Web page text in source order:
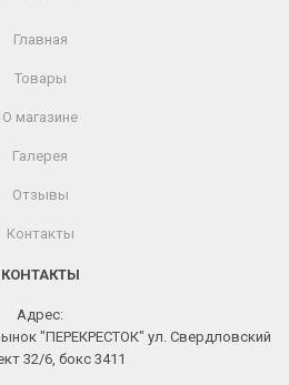
Главная
Товары
О магазине
Галерея
Отзывы
Контакты
КОНТАКТЫ
Адрес:
"ПЕРЕКРЕСТОК" ул. Свердловский
32/6, бокс 3411